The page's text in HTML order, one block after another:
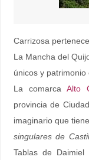
Carrizosa
La Mancha del
únicos y
La comarca Alto
provincia de
imaginario que
singulares de
Tablas de